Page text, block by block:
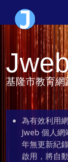
基隆市教育
為有效利用
Jweb 個人
年無更新紀
啟用，將自